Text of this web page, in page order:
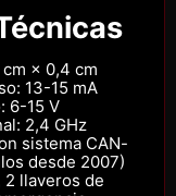
× 0,4 cm
13-15 mA
6-15 V
2,4 GHz
sistema CAN-
desde 2007)
llaveros de